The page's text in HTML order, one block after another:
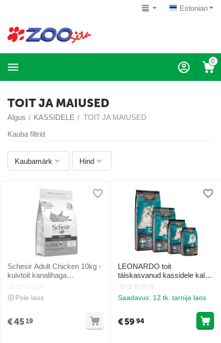
Estonian
0
TOIT JA MAIUSED
Algus / KASSIDELE / TOIT JA MAIUSED
Kauba filtrid
Kaubamärk Hind
Schesir Adult Chicken 10kg -
kuivtoit kanalihaga
Pole laos
€4519
LEONARDO toit
täiskasvanud kassidele kala
ja riisiga 7.5 kg
Saadavus: 12 tk. tarnija laos
€5994